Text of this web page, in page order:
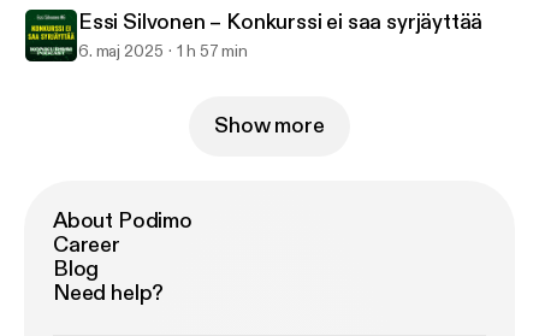
Essi Silvonen – Konkurssi ei saa syrjäyttää
6. maj 2025 1 h 57 min
Show more
About Podimo
Career
Blog
Need help?